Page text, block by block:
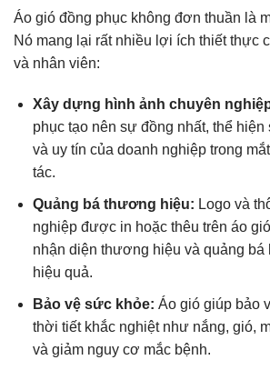
Áo gió đồng phục không đơn thuần là
Nó mang lại rất nhiều lợi ích thiết thực
và nhân viên:
Xây dựng hình ảnh chuyên
phục tạo nên sự đồng nhất, thể
và uy tín của doanh nghiệp trong
tác.
Quảng bá thương hiệu: Logo và
nghiệp được in hoặc thêu trên áo
nhận diện thương hiệu và quảng bá
hiệu quả.
Bảo vệ sức khỏe: Áo gió giúp bảo
thời tiết khắc nghiệt như nắng, gió,
và giảm nguy cơ mắc bệnh.